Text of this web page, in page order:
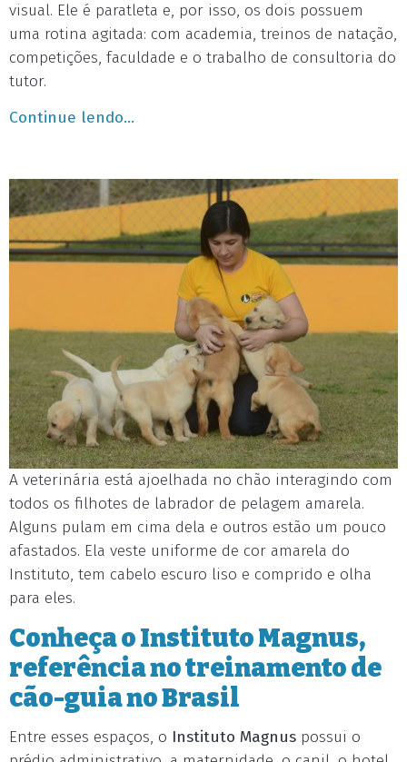
visual. Ele é paratleta e, por isso, os dois possuem
uma rotina agitada: com academia, treinos de natação,
competições, faculdade e o trabalho de consultoria do
tutor.
Continue lendo...
A veterinária está ajoelhada no chão interagindo com
todos os filhotes de labrador de pelagem amarela.
Alguns pulam em cima dela e outros estão um pouco
afastados. Ela veste uniforme de cor amarela do
Instituto, tem cabelo escuro liso e comprido e olha
para eles.
Conheça o Instituto Magnus,
referência no treinamento de
cão-guia no Brasil
Entre esses espaços, o Instituto Magnus possui o